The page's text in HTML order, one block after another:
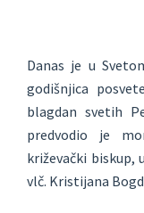
Danas je u
godišnjica
blagdan svetih
predvodio je
križevački biskup,
vlč. Kristijana